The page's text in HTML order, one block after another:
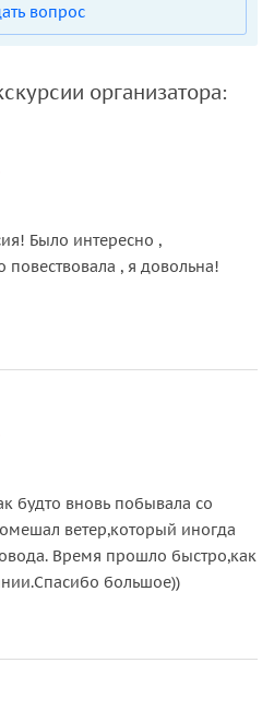
вопрос
организатора:
Было интересно ,
повествовала , я довольна!
будто вновь побывала со
ветер,который иногда
Время прошло быстро,как
большое))